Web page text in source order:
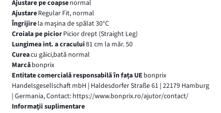
Ajustare pe coapsenormal
AjustareRegular Fit, normal
Îngrijirela maşina de spălat 30°C
Croiala pe piciorPicior drept (Straight Leg)
Lungimea int. a cracului81 cm la măr. 50
Cureacu găici,bată normal
Marcăbonprix
Entitate comercială responsabilă în fața UE bonprix
Handelsgesellschaft mbH | Haldesdorfer Straße 61 | 22179 Hamburg
| Germania, Contact: https://www.bonprix.ro/ajutor/contact/
Informaţii suplimentare